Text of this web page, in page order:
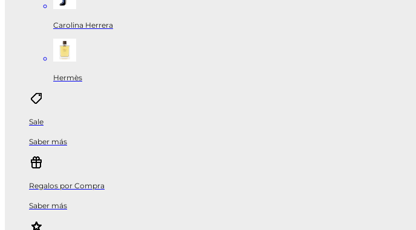
Carolina Herrera
Hermès
Sale
Saber más
Regalos por Compra
Saber más